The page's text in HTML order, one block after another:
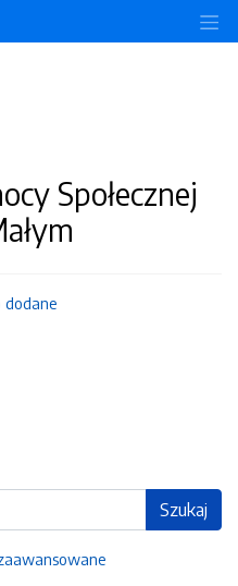
Społecznej
Szukaj